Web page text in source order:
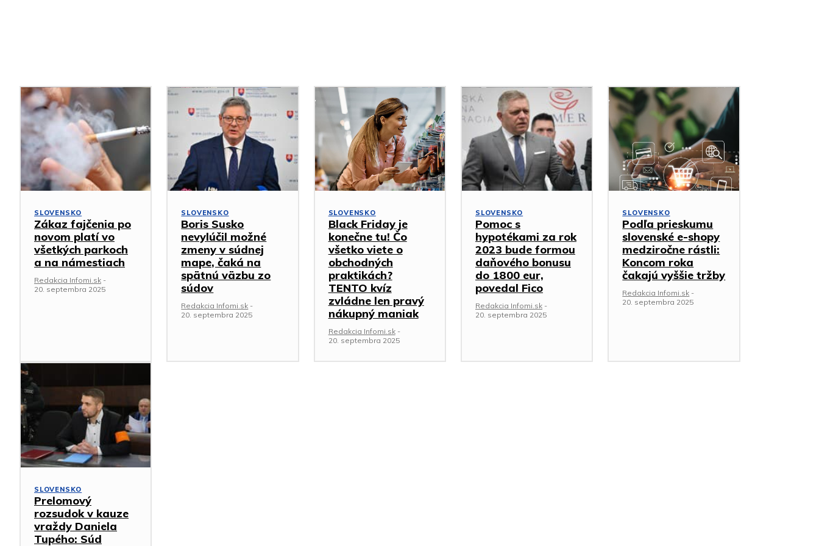
SLOVENSKO
Zákaz fajčenia po
novom platí vo
všetkých parkoch
a na námestiach
Redakcia Infomi.sk -
20. septembra 2025
SLOVENSKO
Boris Susko
nevylúčil možné
zmeny v súdnej
mape, čaká na
spätnú väzbu zo
súdov
Redakcia Infomi.sk -
20. septembra 2025
SLOVENSKO
Black Friday je
konečne tu! Čo
všetko viete o
obchodných
praktikách?
TENTO kvíz
zvládne len pravý
nákupný maniak
Redakcia Infomi.sk -
20. septembra 2025
SLOVENSKO
Pomoc s
hypotékami za rok
2023 bude formou
daňového bonusu
do 1800 eur,
povedal Fico
Redakcia Infomi.sk -
20. septembra 2025
SLOVENSKO
Podľa prieskumu
slovenské e-shopy
medziročne rástli:
Koncom roka
čakajú vyššie tržby
Redakcia Infomi.sk -
20. septembra 2025
SLOVENSKO
Prelomový
rozsudok v kauze
vraždy Daniela
Tupého: Súd